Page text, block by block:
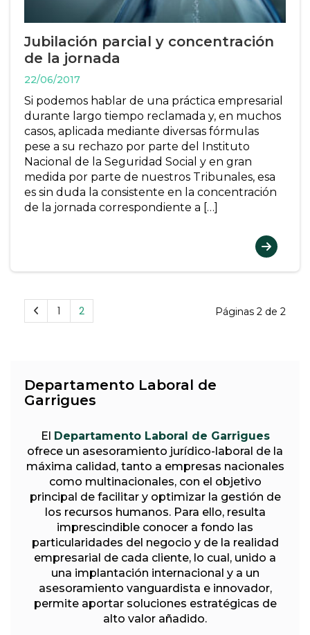
Jubilación parcial y concentración
de la jornada
22/06/2017
Si podemos hablar de una práctica empresarial
durante largo tiempo reclamada y, en muchos
casos, aplicada mediante diversas fórmulas
pese a su rechazo por parte del Instituto
Nacional de la Seguridad Social y en gran
medida por parte de nuestros Tribunales, esa
es sin duda la consistente en la concentración
de la jornada correspondiente a […]
Páginas 2 de 2
1 2
Departamento Laboral de
Garrigues
El
Departamento Laboral de Garrigues
ofrece un asesoramiento jurídico-laboral de la
máxima calidad, tanto a empresas nacionales
como multinacionales, con el objetivo
principal de facilitar y optimizar la gestión de
los recursos humanos. Para ello, resulta
imprescindible conocer a fondo las
particularidades del negocio y de la realidad
empresarial de cada cliente, lo cual, unido a
una implantación internacional y a un
asesoramiento vanguardista e innovador,
permite aportar soluciones estratégicas de
alto valor añadido.